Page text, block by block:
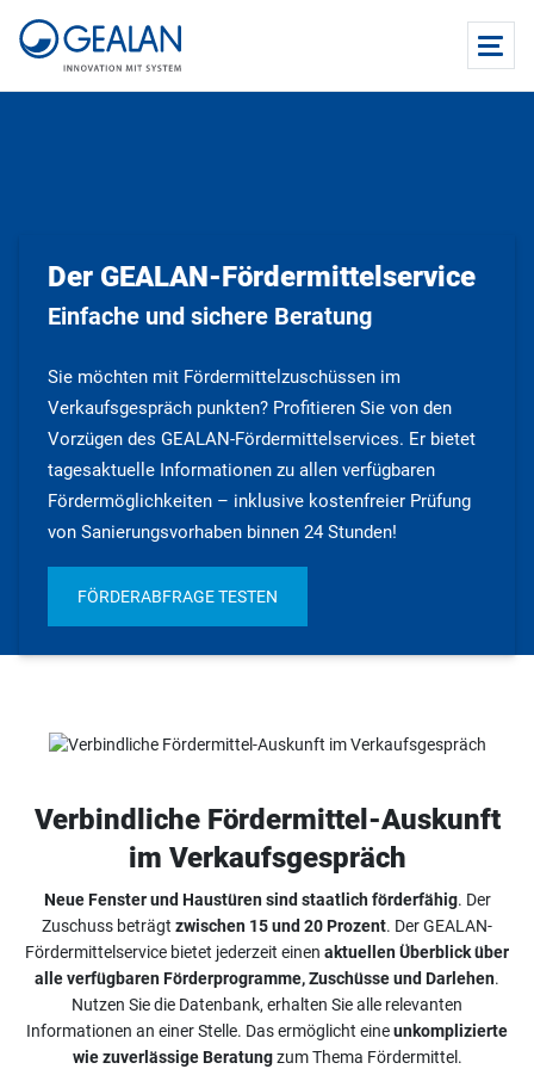
Der GEALAN-Fördermittelservice
Einfache und sichere Beratung
Sie möchten mit Fördermittelzuschüssen im
Verkaufsgespräch punkten? Profitieren Sie von den
Vorzügen des GEALAN-Fördermittelservices. Er bietet
tagesaktuelle Informationen zu allen verfügbaren
Fördermöglichkeiten – inklusive kostenfreier Prüfung
von Sanierungsvorhaben binnen 24 Stunden!​
FÖRDERABFRAGE TESTEN
Verbindliche Fördermittel-Auskunft
im Verkaufsgespräch
Neue Fenster und Haustüren sind staatlich förderfähig. Der
Zuschuss beträgt zwischen 15 und 20 Prozent. Der GEALAN-
Fördermittelservice bietet jederzeit einen aktuellen Überblick über
alle verfügbaren Förderprogramme, Zuschüsse und Darlehen.
Nutzen Sie die Datenbank, erhalten Sie alle relevanten
Informationen an einer Stelle. Das ermöglicht eineunkomplizierte
wie zuverlässige Beratungzum Thema Fördermittel.